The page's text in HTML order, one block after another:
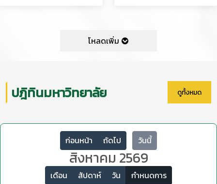
โหลดเพิ่ม
ปฎิทินมหาวิทยาลัย ดูทั้งหมด
ก่อนหน้า ถัดไป วันนี้
สิงหาคม 2569
เดือน สัปดาห์ วัน กำหนดการ